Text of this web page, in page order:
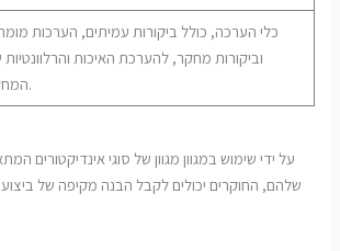
כלי הערכה, כולל ביקורות עמיתים, הערכות
וביקורות מחקר, להערכת האיכות
המחקר.
על ידי שימוש במגוון מגוון של סוגי אינדיקטורים
שלהם, החוקרים יכולים לקבל הבנה מקיפה של